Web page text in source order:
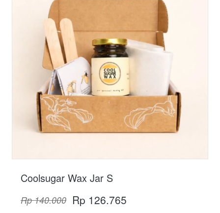
Coolsugar Wax Jar S
Rp 140.000 Rp 126.765